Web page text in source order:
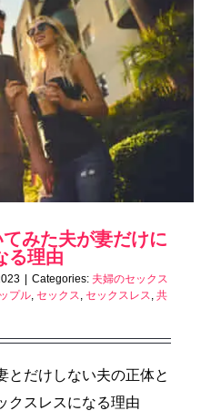
みた夫が妻だけに
る理由
| Categories: 夫婦のセックス
プル, セックス, セックスレス, 共
とだけしない夫の正体と
クスレスになる理由